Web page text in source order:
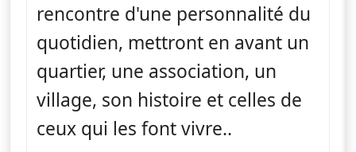
rencontre d'une personnalité du
quotidien, mettront en avant un
quartier, une association, un
village, son histoire et celles de
ceux qui les font vivre..